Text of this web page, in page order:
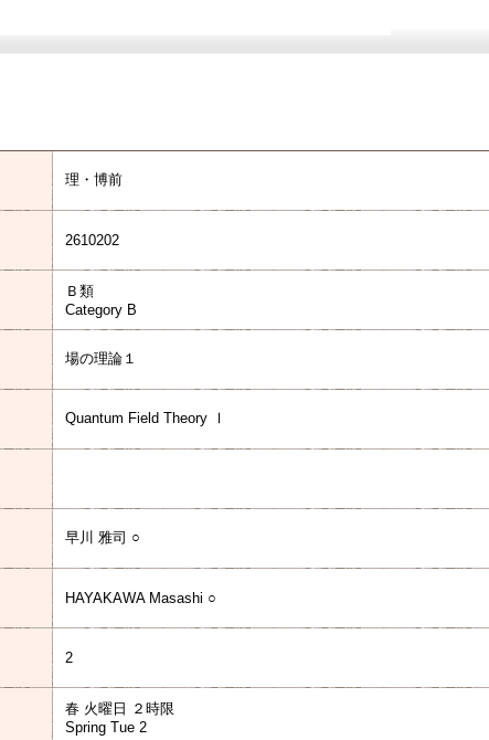
理・博前
2610202
Ｂ類
Category B
場の理論１
Quantum Field Theory Ⅰ
早川 雅司 ○
HAYAKAWA Masashi ○
2
春 火曜日 ２時限
Spring Tue 2